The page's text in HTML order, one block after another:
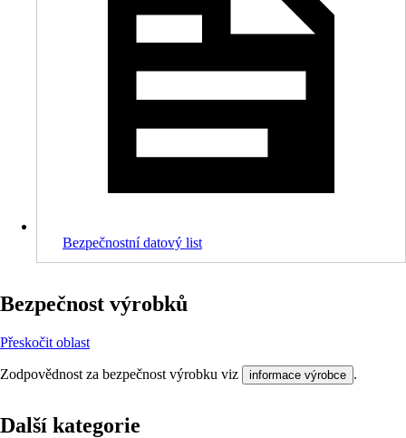
Bezpečnostní datový list
Bezpečnost výrobků
Přeskočit oblast
Zodpovědnost za bezpečnost výrobku viz informace výrobce .
Další kategorie